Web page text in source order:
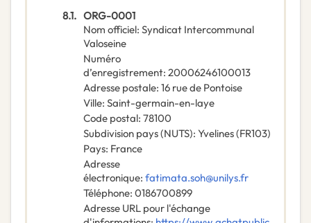
8.1. ORG-0001
Nom officiel: Syndicat Intercommunal
Valoseine
Numéro
d’enregistrement: 20006246100013
Adresse postale: 16 rue de Pontoise
Ville: Saint-germain-en-laye
Code postal: 78100
Subdivision pays (NUTS): Yvelines(FR103)
Pays: France
Adresse
électronique: fatimata.soh@unilys.fr
Téléphone: 0186700899
Adresse URL pour l'échange